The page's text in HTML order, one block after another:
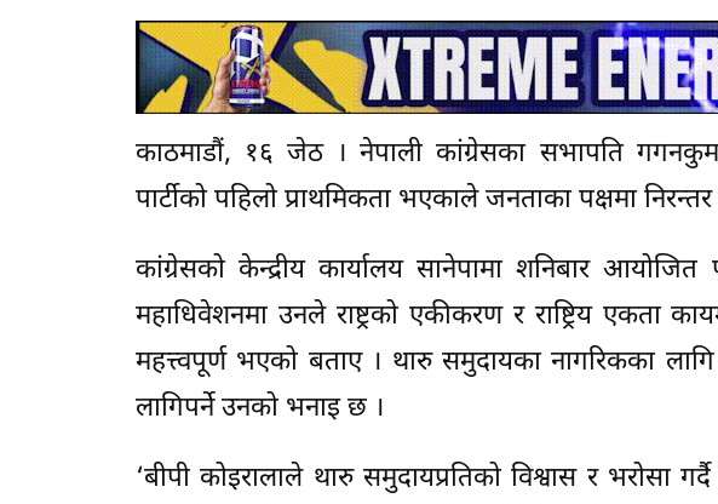
काठमाडौं, १६ जेठ । नेपाली कांग्रेसका सभापति
पार्टीको पहिलो प्राथमिकता भएकाले जनताका पक्षमा
कांग्रेसको केन्द्रीय कार्यालय सानेपामा शनिबार
महाधिवेशनमा उनले राष्ट्रको एकीकरण र राष्ट्रिय एकता
महत्त्वपूर्ण भएको बताए । थारु समुदायका नागरिकका
लागिपर्ने उनको भनाइ छ ।
‘बीपी कोइरालाले थारु समुदायप्रतिको विश्वास र भरोसा